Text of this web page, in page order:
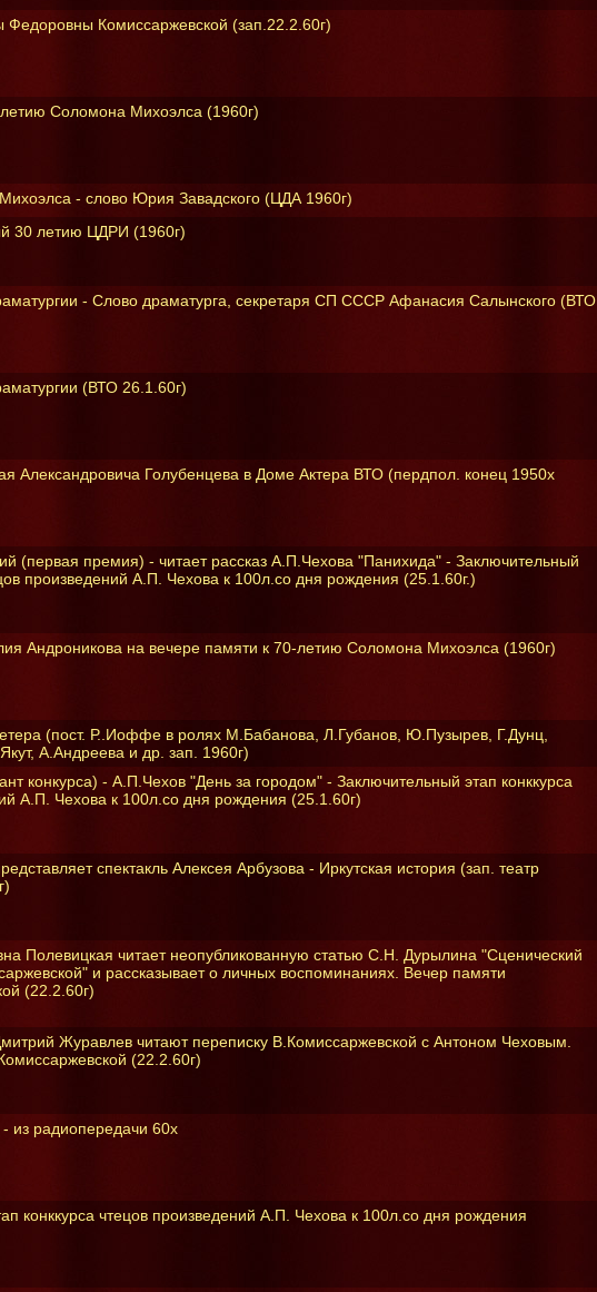
Комиссаржевской (зап.22.2.60г)
Соломона Михоэлса (1960г)
- слово Юрия Завадского (ЦДА 1960г)
30 летию ЦДРИ (1960г)
- Слово драматурга, секретаря СП СССР Афанасия Салынского (ВТО
(ВТО 26.1.60г)
Александровича Голубенцева в Доме Актера ВТО (пердпол. конец 1950х
(первая премия) - читает рассказ А.П.Чехова "Панихида" - Заключительный
произведений А.П. Чехова к 100л.со дня рождения (25.1.60г.)
Андроникова на вечере памяти к 70-летию Соломона Михоэлса (1960г)
(пост. Р..Иоффе в ролях М.Бабанова, Л.Губанов, Ю.Пузырев, Г.Дунц,
А.Андреева и др. зап. 1960г)
конкурса) - А.П.Чехов "День за городом" - Заключительный этап конккурса
А.П. Чехова к 100л.со дня рождения (25.1.60г)
спектакль Алексея Арбузова - Иркутская история (зап. театр
Полевицкая читает неопубликованную статью С.Н. Дурылина "Сценический
и рассказывает о личных воспоминаниях. Вечер памяти
(22.2.60г)
Журавлев читают переписку В.Комиссаржевской с Антоном Чеховым.
(22.2.60г)
из радиопередачи 60х
конккурса чтецов произведений А.П. Чехова к 100л.со дня рождения